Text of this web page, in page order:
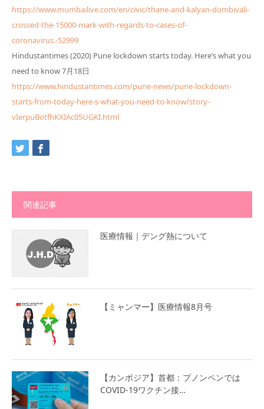
https://www.mumbailive.com/en/civic/thane-and-kalyan-dombivali-
crossed-the-15000-mark-with-regards-to-cases-of-
coronavirus.-52999
Hindustantimes (2020) Pune lockdown starts today. Here’s what you
need to know 7月18日
https://www.hindustantimes.com/pune-news/pune-lockdown-
starts-from-today-here-s-what-you-need-to-know/story-
vIerpuBotfhKXIAc05UGKI.html
関連記事
医療情報｜デング熱について
【ミャンマー】医療情報8月号
【カンボジア】首都：プノンペンでは
COVID-19ワクチン接…